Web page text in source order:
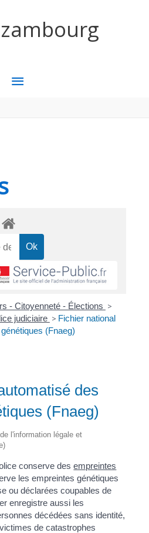
MENU
- Citoyenneté - Élections >
judiciaire > Fichier national
(Fnaeg)
des
(Fnaeg)
l'information légale et
conserve desempreintes
les empreintes génétiques
ou déclarées coupables de
enregistre aussi les
décédées sans identité,
de catastrophes